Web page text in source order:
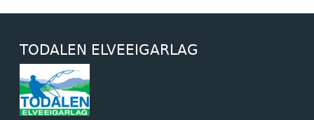
TODALEN ELVEEIGARLAG